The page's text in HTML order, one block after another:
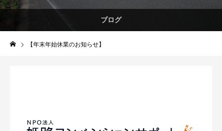
ブログ
【年末年始休業のお知らせ】